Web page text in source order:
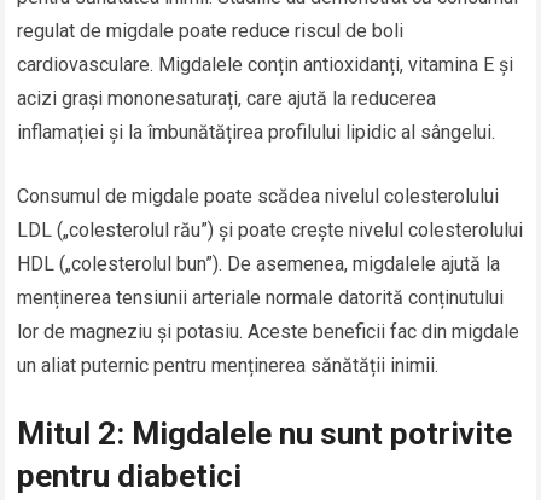
regulat de migdale poate reduce riscul de boli
cardiovasculare. Migdalele conțin antioxidanți, vitamina E și
acizi grași mononesaturați, care ajută la reducerea
inflamației și la îmbunătățirea profilului lipidic al sângelui.
Consumul de migdale poate scădea nivelul colesterolului
LDL („colesterolul rău”) și poate crește nivelul colesterolului
HDL („colesterolul bun”). De asemenea, migdalele ajută la
menținerea tensiunii arteriale normale datorită conținutului
lor de magneziu și potasiu. Aceste beneficii fac din migdale
un aliat puternic pentru menținerea sănătății inimii.
Mitul 2: Migdalele nu sunt potrivite
pentru diabetici